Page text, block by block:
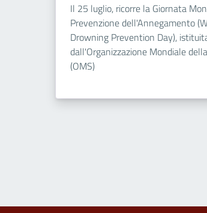
Il 25 luglio, ricorre la Giornata
Prevenzione dell'Annegamento
Drowning Prevention Day),
dall'Organizzazione Mondiale
(OMS)